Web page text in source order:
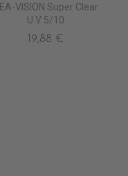
VISION Super Clear
U.V 5/10
19,88 €